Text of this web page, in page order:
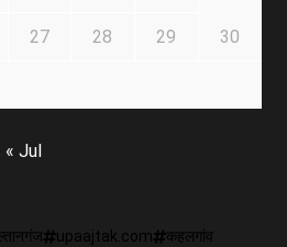
27 28 29 30
« Jul
upaajtak.com कहलगांव